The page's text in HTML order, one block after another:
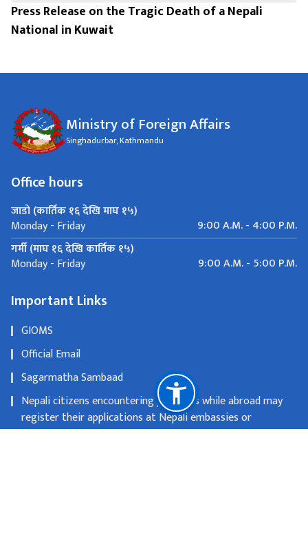
Press Release on the Tragic Death of a Nepali
National in Kuwait
Ministry of Foreign Affairs
Singhadurbar, Kathmandu
Office hours
जाडो (कार्तिक १६ देखि माघ १५)
Monday - Friday
9:00 A.M. - 4:00 P.M.
गर्मी (माघ १६ देखि कार्तिक १५)
Monday - Friday 9:00 A.M. - 5:00 P.M.
Important Links
GIOMS
Official Email
Sagarmatha Sambaad
Nepali citizens encountering problems while abroad may
register their applications at Nepali embassies or
consulates